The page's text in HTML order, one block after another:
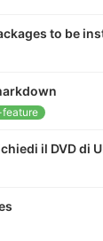
to be
il DVD di